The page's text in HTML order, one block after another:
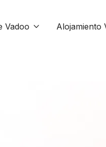
Vadoo  Alojamiento